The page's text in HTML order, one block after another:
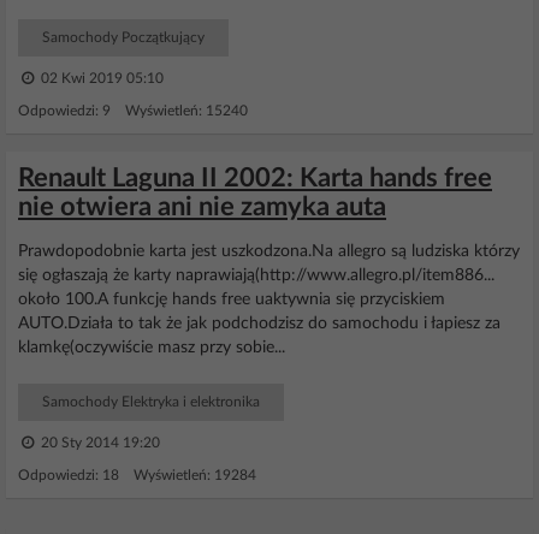
Samochody Początkujący
02 Kwi 2019 05:10
Odpowiedzi: 9 Wyświetleń: 15240
Renault Laguna II 2002: Karta hands free
nie otwiera ani nie zamyka auta
Prawdopodobnie karta jest uszkodzona.Na allegro są ludziska którzy
się ogłaszają że karty naprawiają(http://www.allegro.pl/item886...
około 100.A funkcję hands free uaktywnia się przyciskiem
AUTO.Działa to tak że jak podchodzisz do samochodu i łapiesz za
klamkę(oczywiście masz przy sobie...
Samochody Elektryka i elektronika
20 Sty 2014 19:20
Odpowiedzi: 18 Wyświetleń: 19284